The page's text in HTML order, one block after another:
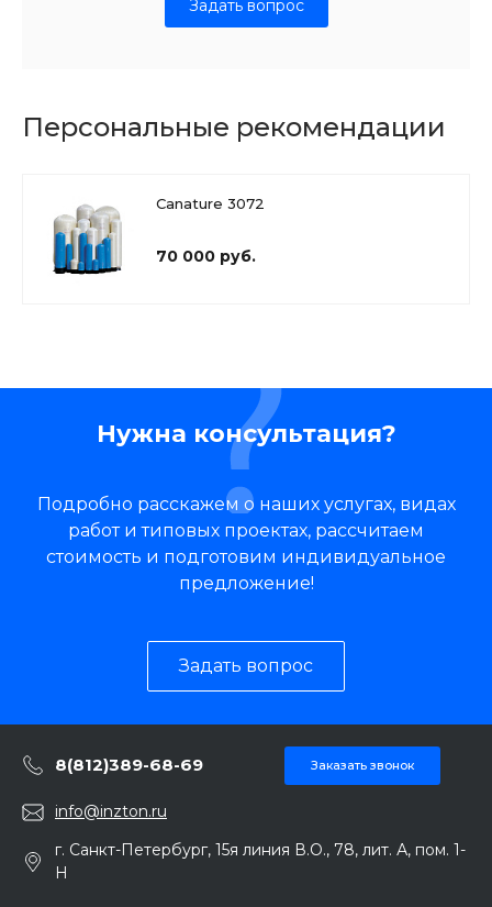
Задать вопрос
Персональные рекомендации
Canature 3072
70 000 руб.
Нужна консультация?
Подробно расскажем о наших услугах, видах
работ и типовых проектах, рассчитаем
стоимость и подготовим индивидуальное
предложение!
Задать вопрос
8(812)389-68-69 Заказать звонок
info@inzton.ru
г. Санкт-Петербург, 15я линия В.О., 78, лит. А, пом. 1-
Н